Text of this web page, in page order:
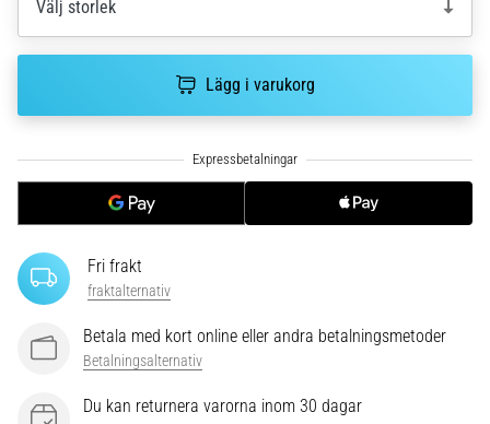
det
korrekt,
var
9 min. läsning
Löparknä:
Orsaker,
behandling
och
förebyggande
Löparknä,
Välj storlek
Lägg i varukorg
Fri frakt
fraktalternativ
Betala med kort online eller andra betalningsmetoder
Betalningsalternativ
Du kan returnera varorna inom 30 dagar